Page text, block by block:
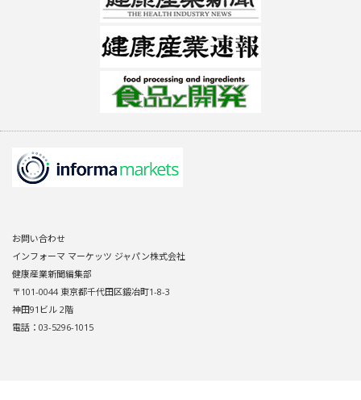
お問い合わせ
インフォーマ マーケッツ ジャパン株式会社
健康産業新聞編集部
〒101-0044 東京都千代田区鍛冶町1-8-3
神田91ビル 2階
電話：03-5296-1015